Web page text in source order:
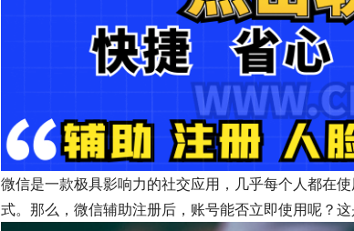
微信是一款极具影响力的社交应用，几乎每个人都在
式。那么，微信辅助注册后，账号能否立即使用呢？